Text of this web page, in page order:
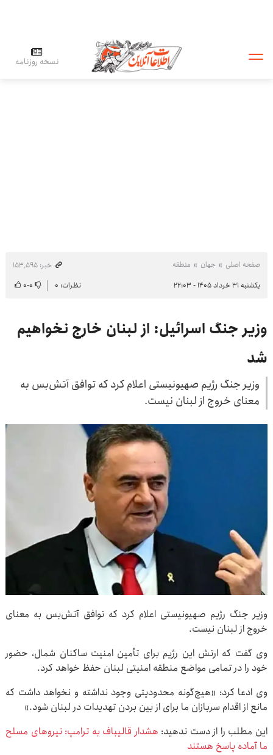
نسخه روزنامه
صفحه اصلی جهان منطقه
خبر: ۱۵۳٬۵۹۵
یکشنبه ۳۱ خرداد ۱۴۰۵ - ۲۲:۰۳
نظرات: ۰ ۰-۰
وزیر جنگ اسرائیل: از لبنان خارج نخواهیم
شد
وزیر جنگ رژیم صهیونیستی اعلام کرد که توافق آتش‌بس به
معنای خروج از لبنان نیست.
وزیر جنگ رژیم صهیونیستی اعلام کرد که توافق آتش‌بس به معنای
خروج از لبنان نیست.
وی گفت که ارتش این رژیم برای تأمین امنیت ساکنان شمال، حضور
خود را در تمامی مواضع منطقه امنیتی لبنان حفظ خواهد کرد.
وی ادعا کرد: «هیچ‌گونه محدودیتی وجود نداشته و نخواهد داشت که
مانع از اقدام سربازان ما برای از بین بردن تهدیدات در لبنان شود.»
این مطلب را از دست ندهید: هشدار قالیباف به ترامپ: نیروهای مسلح
ما آماده پاسخ هستند